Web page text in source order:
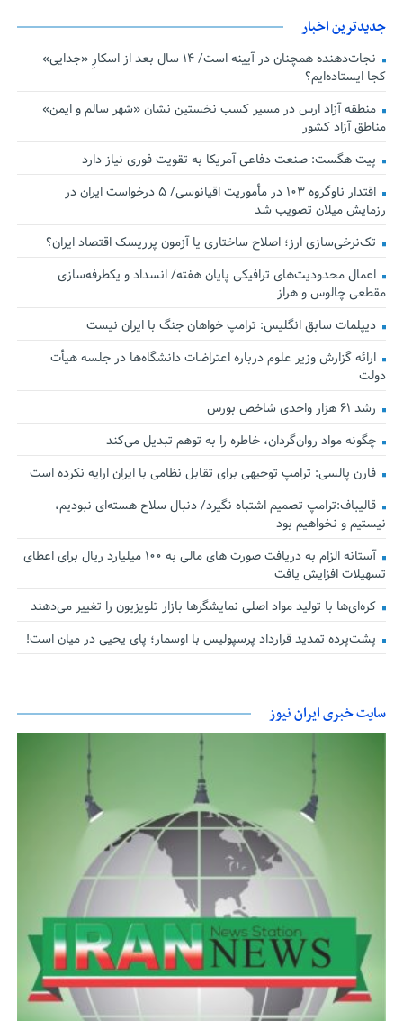
جدیدترین اخبار
نجات‌دهنده‌ همچنان در آیینه است/ ۱۴ سال بعد از اسکارِ «جدایی»
کجا ایستاده‌ایم؟
منطقه آزاد ارس در مسیر کسب نخستین نشان «شهر سالم و ایمن»
مناطق آزاد کشور
پیت هگست: صنعت دفاعی آمریکا به تقویت فوری نیاز دارد
اقتدار ناوگروه ۱۰۳ در مأموریت‌ اقیانوسی/ ۵ درخواست ایران در
رزمایش میلان تصویب شد
تک‌نرخی‌سازی ارز؛ اصلاح ساختاری یا آزمون پرریسک اقتصاد ایران؟
اعمال محدودیت‌های ترافیکی پایان هفته/ انسداد و یکطرفه‌سازی
مقطعی چالوس و هراز
دیپلمات سابق انگلیس:‌ ترامپ خواهان جنگ با ایران نیست
ارائه گزارش وزیر علوم درباره اعتراضات دانشگاه‌ها در جلسه هیأت
دولت
رشد ۶۱ هزار واحدی شاخص بورس
چگونه مواد روان‌گردان، خاطره را به توهم تبدیل می‌کند
فارن پالسی: ترامپ توجیهی برای تقابل نظامی با ایران ارایه نکرده است
قالیباف:ترامپ تصمیم اشتباه نگیرد/ دنبال سلاح هسته‌ای نبودیم،
نیستیم و نخواهیم بود
آستانه الزام به دریافت صورت های مالی به ۱۰۰ میلیارد ریال برای اعطای
تسهیلات افزایش یافت
کره‌ای‌ها با تولید مواد اصلی نمایشگرها بازار تلویزیون را تغییر می‌دهند
پشت‌پرده تمدید قرارداد پرسپولیس با اوسمار؛ پای یحیی در میان است!
سایت خبری ایران نیوز